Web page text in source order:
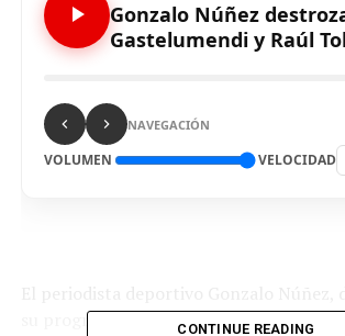
Gonzalo Núñez
Gastelumendi y Raúl
NAVEGACIÓN
VOLUMEN VELOCIDAD
su programa WEB “Erick y Gonzalo”
CONTINUE READING